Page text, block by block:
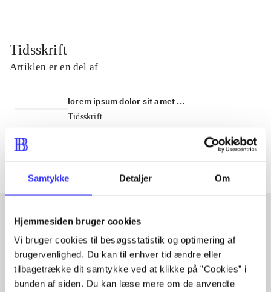
Samtykke Detaljer Om
Hjemmesiden bruger cookies
Vi bruger cookies til besøgsstatistik og optimering af
brugervenlighed. Du kan til enhver tid ændre eller
tilbagetrække dit samtykke ved at klikke på ”Cookies” i
bunden af siden. Du kan læse mere om de anvendte
Tidsskrift
Artiklen er en del af
lorem ipsum dolor sit amet ...
Tidsskrift
Artiklerne i
Artikler med samme emner
Fra